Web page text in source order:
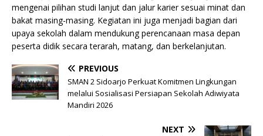
mengenai pilihan studi lanjut dan jalur karier sesuai minat dan
bakat masing-masing. Kegiatan ini juga menjadi bagian dari
upaya sekolah dalam mendukung perencanaan masa depan
peserta didik secara terarah, matang, dan berkelanjutan.
PREVIOUS
SMAN 2 Sidoarjo Perkuat Komitmen Lingkungan
melalui Sosialisasi Persiapan Sekolah Adiwiyata
Mandiri 2026
NEXT